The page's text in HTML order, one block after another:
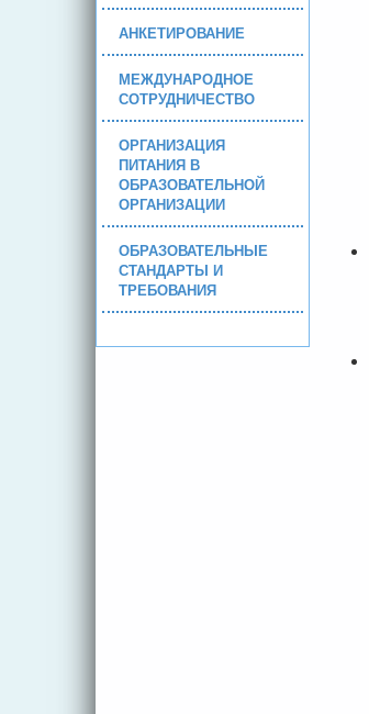
АНКЕТИРОВАНИЕ
МЕЖДУНАРОДНОЕ
СОТРУДНИЧЕСТВО
ОРГАНИЗАЦИЯ
ПИТАНИЯ В
ОБРАЗОВАТЕЛЬНОЙ
ОРГАНИЗАЦИИ
ОБРАЗОВАТЕЛЬНЫЕ
СТАНДАРТЫ И
ТРЕБОВАНИЯ